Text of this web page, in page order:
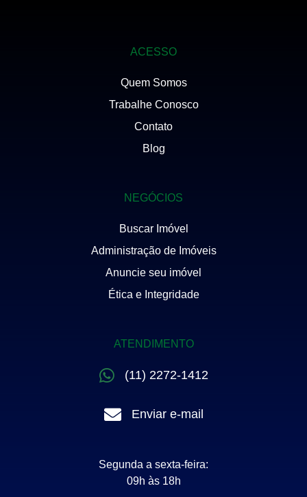
ACESSO
Quem Somos
Trabalhe Conosco
Contato
Blog
NEGÓCIOS
Buscar Imóvel
Administração de Imóveis
Anuncie seu imóvel
Ética e Integridade
ATENDIMENTO
(11) 2272-1412
Enviar e-mail
Segunda a sexta-feira:
09h às 18h